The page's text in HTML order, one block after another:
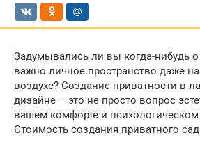
Задумывались ли вы когда-нибудь
важно личное пространство даже
воздухе? Создание приватности в
дизайне – это не просто вопрос
вашем комфорте и психологическом
Стоимость создания приватного